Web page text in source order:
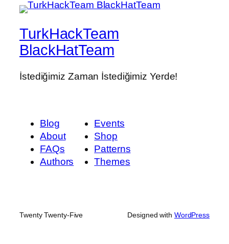
TurkHackTeam
BlackHatTeam
İstediğimiz Zaman İstediğimiz Yerde!
Blog
About
FAQs
Authors
Events
Shop
Patterns
Themes
Twenty Twenty-Five Designed with WordPress